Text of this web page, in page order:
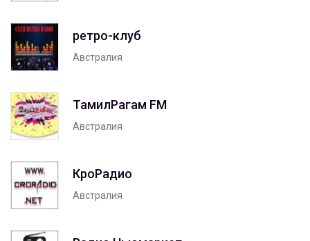
ретро-клуб
Австралия
ТамилРагам FM
Австралия
КроРадио
Австралия